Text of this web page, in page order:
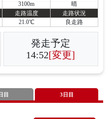
3100m
晴
走路温度
走路状況
21.0℃ 良走路
発走予定
14:52[変更]
目 3日目